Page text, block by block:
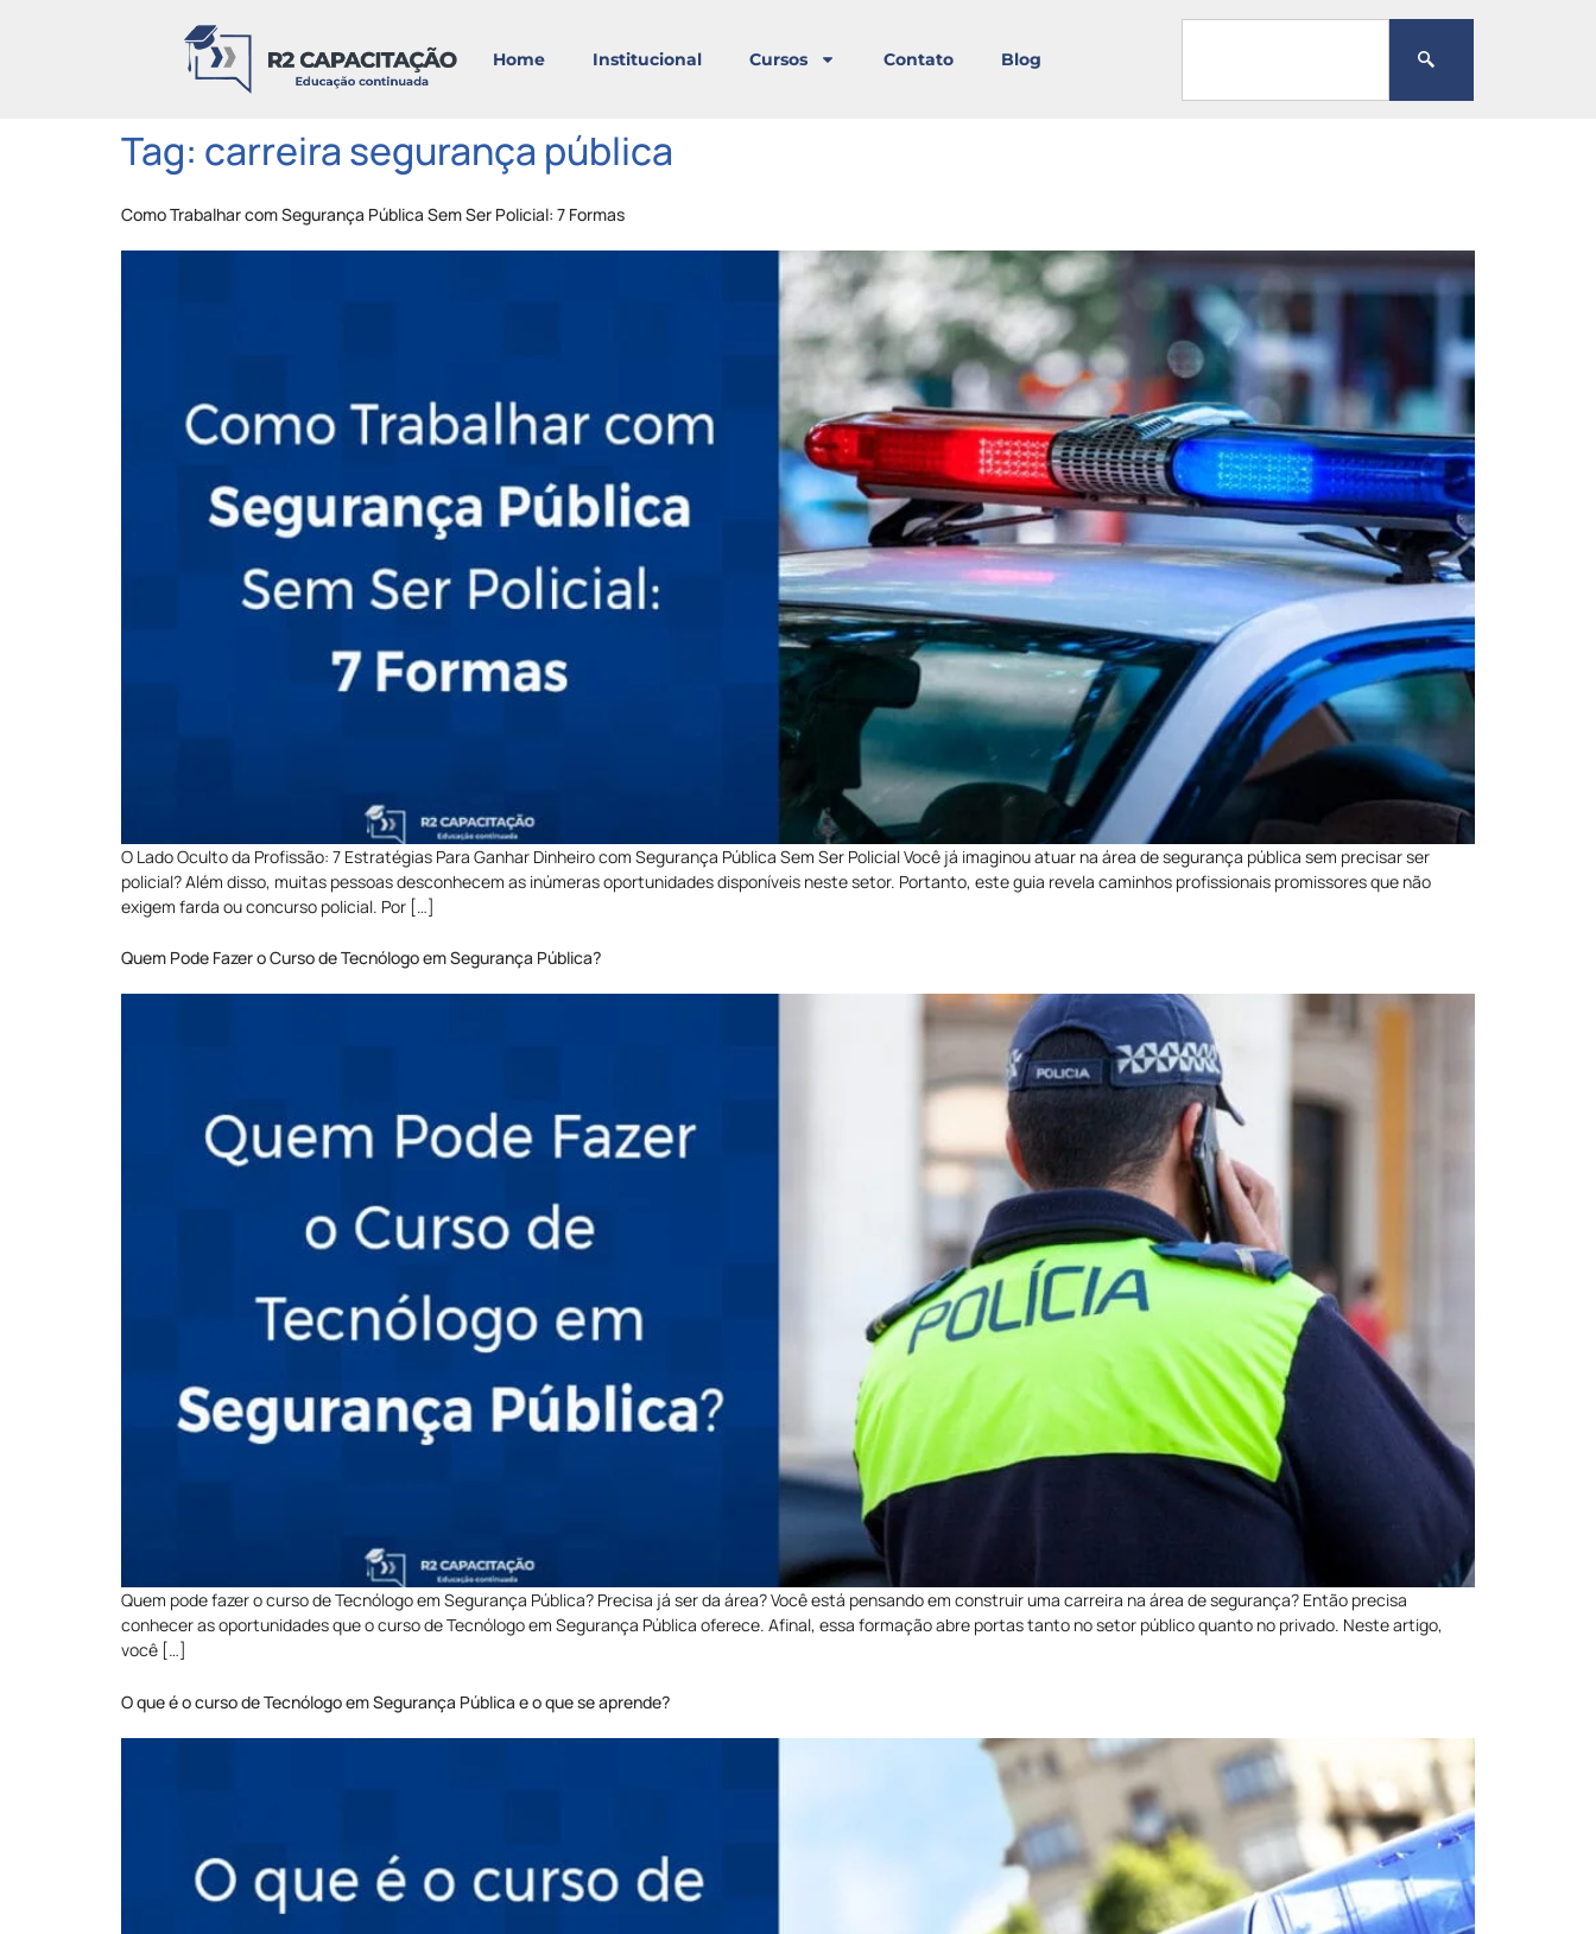
Home Institucional Cursos Contato Blog
Tag: carreira segurança pública
Como Trabalhar com Segurança Pública Sem Ser Policial: 7 Formas
O Lado Oculto da Profissão: 7 Estratégias Para Ganhar Dinheiro com Segurança Pública Sem Ser Policial Você já imaginou atuar na área de segurança pública sem precisar ser
policial? Além disso, muitas pessoas desconhecem as inúmeras oportunidades disponíveis neste setor. Portanto, este guia revela caminhos profissionais promissores que não
exigem farda ou concurso policial. Por […]
Quem Pode Fazer o Curso de Tecnólogo em Segurança Pública?
Quem pode fazer o curso de Tecnólogo em Segurança Pública? Precisa já ser da área? Você está pensando em construir uma carreira na área de segurança? Então precisa
conhecer as oportunidades que o curso de Tecnólogo em Segurança Pública oferece. Afinal, essa formação abre portas tanto no setor público quanto no privado. Neste artigo,
você […]
O que é o curso de Tecnólogo em Segurança Pública e o que se aprende?